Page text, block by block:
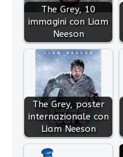
The Grey, 10
immagini con Liam
Neeson
The Grey, poster
internazionale con
Liam Neeson